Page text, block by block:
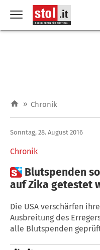
» Chronik
Chronik
Sonntag, 28. August 2016
 Blutspenden
auf Zika getestet
Die USA verschärfen
Ausbreitung des
alle Blutspenden